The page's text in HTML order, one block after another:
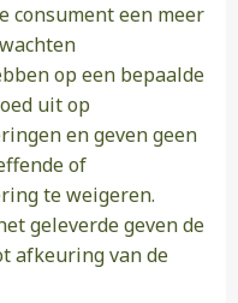
consument een meer
op een bepaalde
uit op
en geven geen
of
te weigeren.
geleverde geven de
afkeuring van de